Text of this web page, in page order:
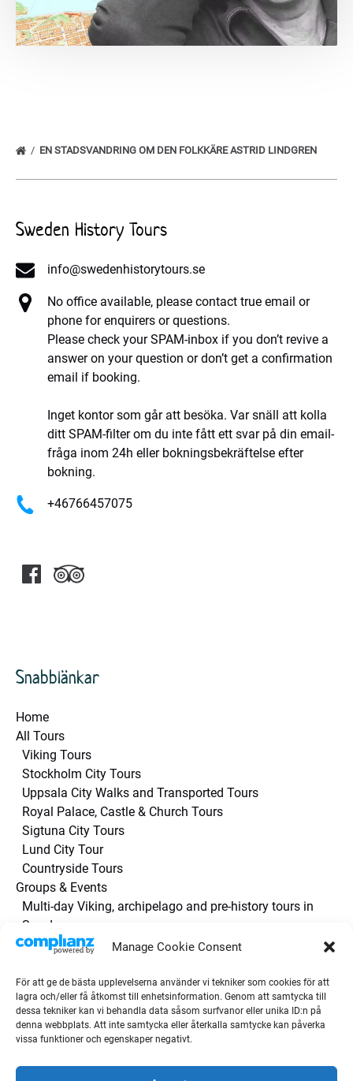
Manage Cookie Consent
För att ge de bästa upplevelserna använder vi tekniker som cookies för att
lagra och/eller få åtkomst till enhetsinformation. Genom att samtycka till
dessa tekniker kan vi behandla data såsom surfvanor eller unika ID:n på
denna webbplats. Att inte samtycka eller återkalla samtycke kan påverka
vissa funktioner och egenskaper negativt.
EN STADSVANDRING OM DEN FOLKKÄRE ASTRID LINDGREN
Sweden History Tours
info@swedenhistorytours.se
No office available, please contact true email or
phone for enquirers or questions.
Please check your SPAM-inbox if you don’t revive a
answer on your question or don’t get a confirmation
email if booking.
Inget kontor som går att besöka. Var snäll att kolla
ditt SPAM-filter om du inte fått ett svar på din email-
fråga inom 24h eller bokningsbekräftelse efter
bokning.
+46766457075
Snabblänkar
Home
All Tours
Viking Tours
Stockholm City Tours
Uppsala City Walks and Transported Tours
Royal Palace, Castle & Church Tours
Sigtuna City Tours
Lund City Tour
Countryside Tours
Groups & Events
Multi-day Viking, archipelago and pre-history tours in
Sweden
Private tours
Contact Us
Guest Testimonials / Reviews
Gift cards
Health and Safety / Q&A